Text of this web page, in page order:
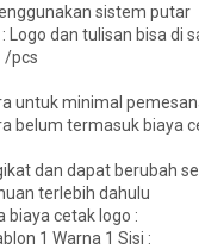
sistem putar
Logo dan tulisan bisa di
/pcs
untuk minimal
belum termasuk biaya
dan dapat berubah
terlebih dahulu
biaya cetak logo :
1 Warna 1 Sisi :